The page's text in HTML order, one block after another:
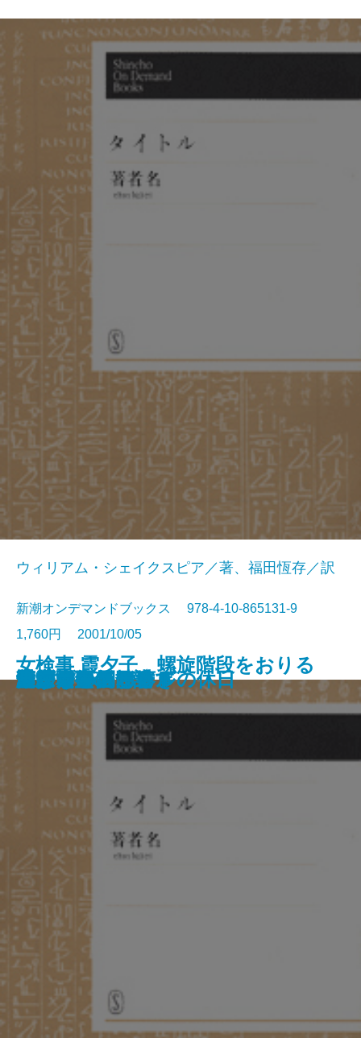
魚河岸ものがたり
恋紅
蔭桔梗
ベティさんの庭
あの夕陽
過越しの祭
紅い陽炎
女検事 霞夕子 螺旋階段をおりる
男
遠くの声を捜して
リチャード二世
ウィリアム・シェイクスピア／著、福田恆存／訳
新潮オンデマンドブックス 978-4-10-865131-9
1,760円 2001/10/05
みずうみ
片恋・ファウスト
愛について
炉ばたのこおろぎ
田舎司祭の日記
江戸群盗伝
遥かなインパール
いつもと同じ春
東京カウボーイ
リンゴォ・キッドの休日